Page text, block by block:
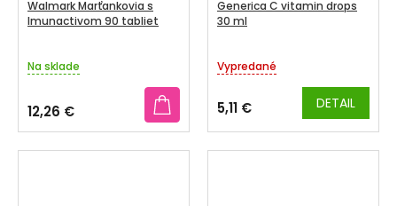
Walmark Marťankovia s
Imunactivom 90 tabliet
Na sklade
12,26 €
Generica C vitamin drops
30 ml
Vypredané
5,11 € DETAIL